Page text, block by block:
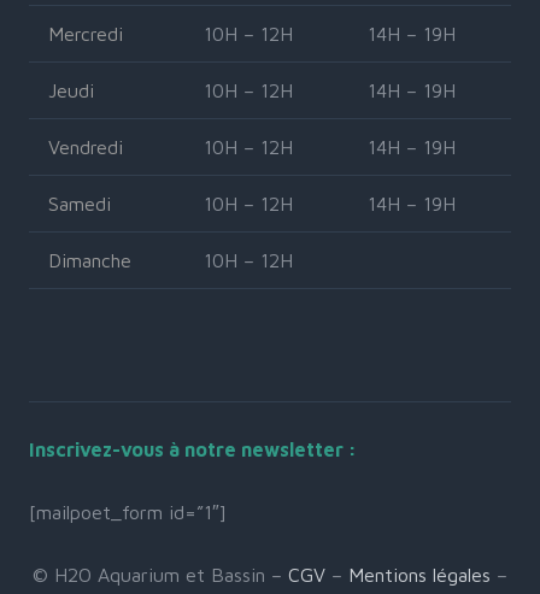
Mercredi 10H – 12H 14H – 19H
Jeudi 10H – 12H 14H – 19H
Vendredi 10H – 12H 14H – 19H
Samedi 10H – 12H 14H – 19H
Dimanche 10H – 12H
Inscrivez-vous à notre newsletter :
[mailpoet_form id=”1″]
© H2O Aquarium et Bassin – CGV – Mentions légales –